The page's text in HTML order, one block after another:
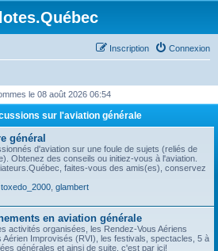
Connexion
Inscription
le 08 août 2026 06:54
sur l'aviation générale
général
d'aviation sur une foule de sujets (reliés de
Obtenez des conseils ou initiez-vous à l'aviation.
faites-vous des amis(es), conservez
toxedo_2000 glambert
en aviation générale
activités organisées, les Rendez-Vous Aériens
Aérien Improvisés (RVI), les festivals, spectacles, 5 à
générales et ainsi de suite, c'est par ici!